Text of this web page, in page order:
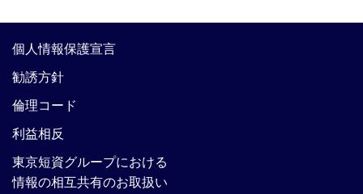
個人情報保護宣言
勧誘方針
倫理コード
利益相反
東京短資グループにおける
情報の相互共有のお取扱い